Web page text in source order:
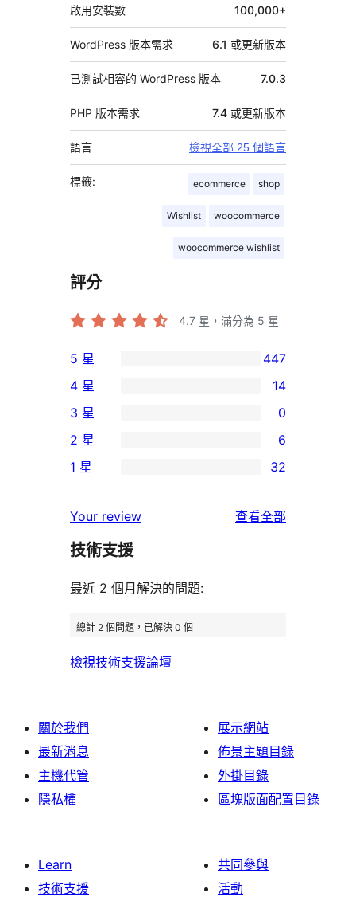
啟用安裝數 100,000+
WordPress 版本需求 6.1 或更新版本
已測試相容的 WordPress 版本 7.0.3
PHP 版本需求 7.4 或更新版本
語言 檢視全部 25 個語言
標籤: ecommerce shop
Wishlist woocommerce
woocommerce wishlist
評分
4.7 星，滿分為 5 星
447
個
5
星
使
者
論
5 星 447
個
4
星
用
者
論
4 星 14
0
個
3
使
用
評
3 星 0
個
星
使
者
2 星 6
32
1
星
用
者
論
1 星 32
Your review 查看全部
技術支援
最近 2 個月解決的問題:
總計 2 個問題，已解決 0 個
檢視技術支援論壇
關於我們
最新消息
主機代管
隱私權
展示網站
佈景主題目錄
外掛目錄
區塊版面配置目錄
Learn
技術支援
共同參與
活動